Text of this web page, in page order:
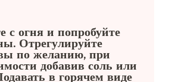
с огня и попробуйте
Отрегулируйте
по желанию, при
добавив соль или
в горячем виде